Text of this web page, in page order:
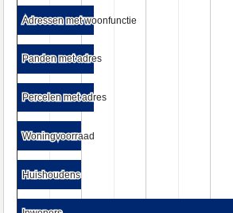
Adressen met woonfunctie
Adressen met woonfunctie
Panden met adres
Panden met adres
Percelen met adres
Percelen met adres
Woningvoorraad
Woningvoorraad
Huishoudens
Huishoudens